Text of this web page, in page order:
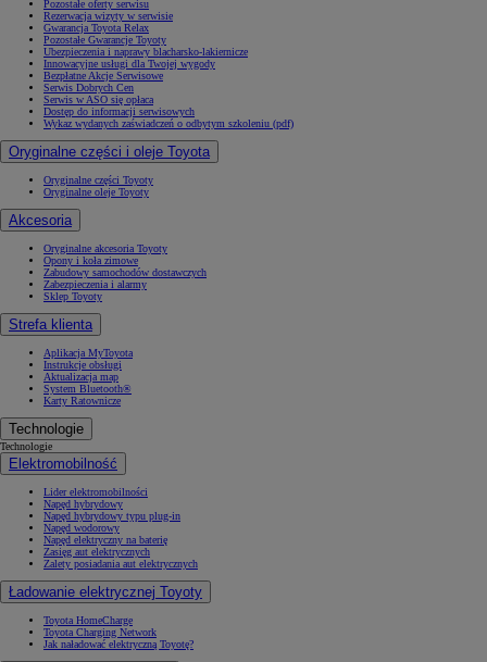
Pozostałe oferty serwisu
Rezerwacja wizyty w serwisie
Gwarancja Toyota Relax
Pozostałe Gwarancje Toyoty
Ubezpieczenia i naprawy blacharsko-lakiernicze
Innowacyjne usługi dla Twojej wygody
Bezpłatne Akcje Serwisowe
Serwis Dobrych Cen
Serwis w ASO się opłaca
Dostęp do informacji serwisowych
Wykaz wydanych zaświadczeń o odbytym szkoleniu (pdf)
Oryginalne części i oleje Toyota
Oryginalne części Toyoty
Oryginalne oleje Toyoty
Akcesoria
Oryginalne akcesoria Toyoty
Opony i koła zimowe
Zabudowy samochodów dostawczych
Zabezpieczenia i alarmy
Sklep Toyoty
Strefa klienta
Aplikacja MyToyota
Instrukcje obsługi
Aktualizacja map
System Bluetooth®
Karty Ratownicze
Technologie
Technologie
Elektromobilność
Lider elektromobilności
Napęd hybrydowy
Napęd hybrydowy typu plug-in
Napęd wodorowy
Napęd elektryczny na baterię
Zasięg aut elektrycznych
Zalety posiadania aut elektrycznych
Ładowanie elektrycznej Toyoty
Toyota HomeCharge
Toyota Charging Network
Jak naładować elektryczną Toyotę?